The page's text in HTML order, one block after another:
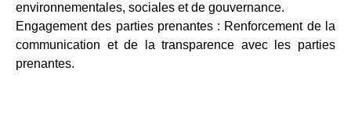
environnementales, sociales et de gouvernance.
Engagement des parties prenantes : Renforcement de la
communication et de la transparence avec les parties
prenantes.